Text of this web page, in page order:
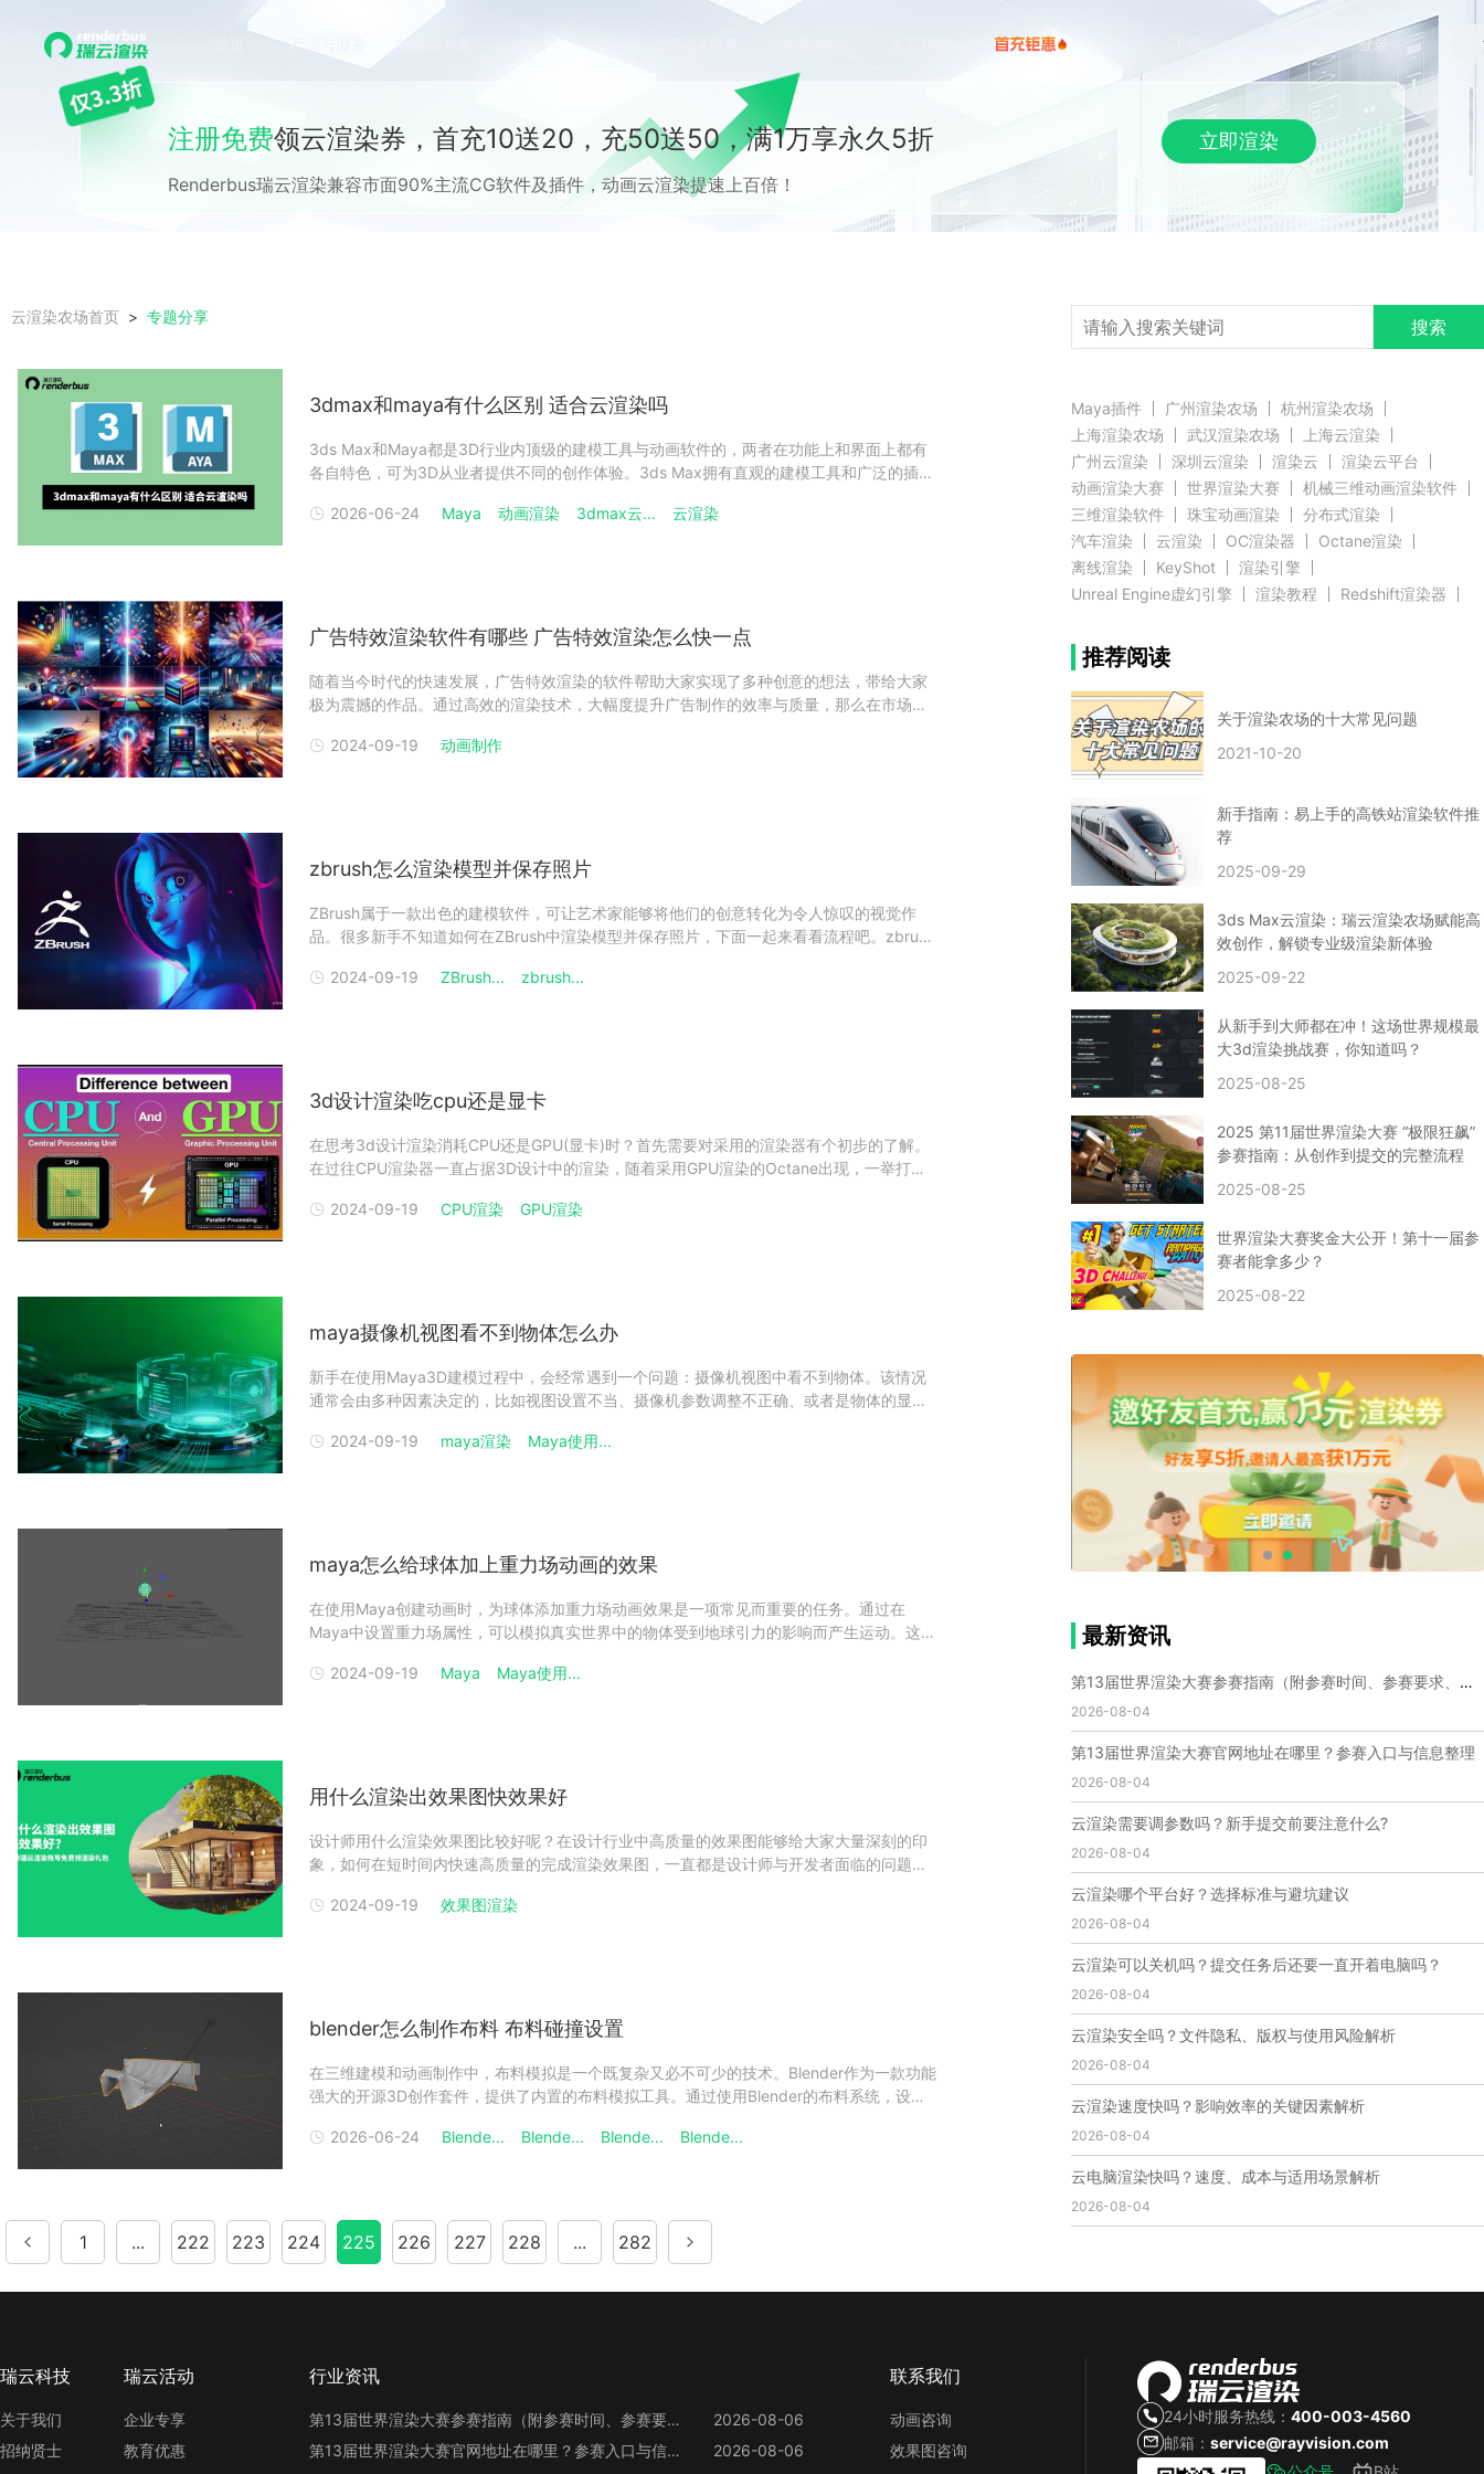
产品与服务 登录
注册免费领云渲染券，首充10送20，充50送50，满1万享永久5折
Renderbus瑞云渲染兼容市面90%主流CG软件及插件，动画云渲染提速上百倍！
立即渲染
云渲染农场首页 专题分享
3dmax和maya有什么区别 适合云渲染吗
3ds Max和Maya都是3D行业内顶级的建模工具与动画软件的，两者在功能上和界面上都有
各自特色，可为3D从业者提供不同的创作体验。3ds Max拥有直观的建模工具和广泛的插件
合云渲染吗？一起来看看吧。一、3dmax和maya区别1、操作难度：3
2026-06-24 Maya 动画渲染 3dmax云... 云渲染
广告特效渲染软件有哪些 广告特效渲染怎么快一点
随着当今时代的快速发展，广告特效渲染的软件帮助大家实现了多种创意的想法，带给大家
极为震撼的作品。通过高效的渲染技术，大幅度提升广告制作的效率与质量，那么在市场上
一起来看看吧！（图源网络）广告特效渲染软件推荐广告特效渲染领域中，出色且卓越的渲
2024-09-19 动画制作
zbrush怎么渲染模型并保存照片
ZBrush属于一款出色的建模软件，可让艺术家能够将他们的创意转化为令人惊叹的视觉作
品。很多新手不知道如何在ZBrush中渲染模型并保存照片，下面一起来看看流程吧。zbrush
选择BPR渲染通道。3、BPR渲染通道中，选择喜欢的样式。4、拖动这四个小箭头，
2024-09-19 ZBrush... zbrush...
3d设计渲染吃cpu还是显卡
在思考3d设计渲染消耗CPU还是GPU(显卡)时？首先需要对采用的渲染器有个初步的了解。
在过往CPU渲染器一直占据3D设计中的渲染，随着采用GPU渲染的Octane出现，一举打破
3D设计渲染CPU和GPU承担角色在这复杂且计算密集的过程中，中央处理单元
2024-09-19 CPU渲染 GPU渲染
maya摄像机视图看不到物体怎么办
新手在使用Maya3D建模过程中，会经常遇到一个问题：摄像机视图中看不到物体。该情况
通常会由多种因素决定的，比如视图设置不当、摄像机参数调整不正确、或者是物体的显示
前视图，并在视图菜单的左上角选择摄像机属性编辑器来打开当前视图摄像机的属性。2、第
2024-09-19 maya渲染 Maya使用...
maya怎么给球体加上重力场动画的效果
在使用Maya创建动画时，为球体添加重力场动画效果是一项常见而重要的任务。通过在
Maya中设置重力场属性，可以模拟真实世界中的物体受到地球引力的影响而产生运动。这种
了解下Maya中为球体添加重力场动画效果的方法，希望帮助大家！maya球体加重力场动画
2024-09-19 Maya Maya使用...
用什么渲染出效果图快效果好
设计师用什么渲染效果图比较好呢？在设计行业中高质量的效果图能够给大家大量深刻的印
象，如何在短时间内快速高质量的完成渲染效果图，一直都是设计师与开发者面临的问题，
图快且效果好的工具目前市面上的有些事免费，有些是需要付费，选择渲染器的方向注意取
2024-09-19 效果图渲染
blender怎么制作布料 布料碰撞设置
在三维建模和动画制作中，布料模拟是一个既复杂又必不可少的技术。Blender作为一款功能
强大的开源3D创作套件，提供了内置的布料模拟工具。通过使用Blender的布料系统，设计
作方法吧！blender制作布料与碰撞设置1、前往blender创建一个平面与一个立
2026-06-24 Blende... Blende... Blende... Blende...
1 ... 222 223 224 225 226 227 228 ... 282
搜索
Maya插件 广州渲染农场
杭州渲染农场
上海渲染农场
武汉渲染农场
上海云渲染
广州云渲染
深圳云渲染 渲染云
渲染云平台
动画渲染大赛
世界渲染大赛
机械三维动画渲染软件
三维渲染软件
珠宝动画渲染
分布式渲染
汽车渲染
云渲染 OC渲染器
Octane渲染
离线渲染
KeyShot
渲染引擎
Unreal Engine虚幻引擎
渲染教程
Redshift渲染器
推荐阅读
3D模型教程
云渲染农场使用教程
渲染图黑色
云渲染农场价格
建筑效果图渲染
渲染速度慢
贴图教程
CG角色制作心得
动画渲染 在线渲染
渲染技巧
雕刻3D模型
Blender云端渲染
maya渲染 CG动画
动画制作
Blender
CG渲染 渲染农场
3dmax云端渲染
渲染图
CG原画
clarisse教程
拟真人物制作 实时渲染
视觉效果
视觉特效
特效 VRay制作案例
VFX案例
手动渲染农场
云渲染小课堂
CPU渲染
Arnold案例
vr渲染器
效果图渲染 免费云渲染
Autodesk
2D转3D
SU渲染 圣诞短片
风暴幽灵船
云渲染大咖专访
CG电影云渲染案例
Houdini建模案例
CG人物制作
Maya基础知识
Blender渲染技巧
3ds Max资讯
3ds Max教程
CG软件资讯
3d云渲染
3dmax渲染
Substance Painter
vray网络渲染
SAAS渲染农场
Lumion
ZBrush技巧
SketchUp教程
3dmax 渲染慢
渲染卡顿
云渲染怎么收费
纹理渲染
全局光引擎
渲染溢色
EEVEE渲染器
C4D教程
Corona降噪器
奥斯卡 电影
建模渲染
人物建模渲染
在线建模渲染
北京渲染农场
成都动画渲染
免费渲染农场
网络渲染农场
个人渲染农场
小型渲染农场
自建渲染农场
视频渲染农场
渲染农场软件
cpu渲染农场
渲染农场费用
渲染农场下载
模型软件
建模渲染软件
三维建模渲染
3d建模渲染
云渲染农场
C4D渲染农场
渲染农场收费
云渲染农场价格
瑞云渲染农场价格
动画渲染农场
第十一届世界渲染大赛
世界渲染大赛时间
世界渲染大赛官网
国际渲染大赛
国际渲染大赛排名
世界渲染大赛软件
瑞云官网
瑞云科技 端云
瑞云渲染官网
网络渲染软件
云渲染服务
云渲染怎么收费
云渲染怎么用
云渲染技术
云渲染原理 云渲染插件
云渲染软件
云渲染引擎
云渲染主机
云渲染软件厂家
免费云渲染
云渲染网站
云渲染收费 云渲染厂家
云渲染厂商
瑞云渲染大赛
3d渲染大赛
CG动画渲染大赛
瑞云渲染大赛报名页
瑞云渲染大赛奖项
瑞云渲染大赛历届大赛回顾
云渲染电脑
云渲染配置 云主机渲染
视频云渲染
实时渲染云
推荐阅读
关于渲染农场的十大常见问题
2021-10-20
新手指南：易上手的高铁站渲染软件推
荐
2025-09-29
3ds Max云渲染：瑞云渲染农场赋能高
效创作，解锁专业级渲染新体验
2025-09-22
从新手到大师都在冲！这场世界规模最
大3d渲染挑战赛，你知道吗？
2025-08-25
2025 第11届世界渲染大赛 “极限狂飙”
参赛指南：从创作到提交的完整流程
2025-08-25
世界渲染大赛奖金大公开！第十一届参
赛者能拿多少？
2025-08-22
最新资讯
第13届世界渲染大赛参赛指南（附参赛时间、参赛要求、赛事奖励等）
2026-08-04
第13届世界渲染大赛官网地址在哪里？参赛入口与信息整理
2026-08-04
云渲染需要调参数吗？新手提交前要注意什么?
2026-08-04
云渲染哪个平台好？选择标准与避坑建议
2026-08-04
云渲染可以关机吗？提交任务后还要一直开着电脑吗？
2026-08-04
云渲染安全吗？文件隐私、版权与使用风险解析
2026-08-04
云渲染速度快吗？影响效率的关键因素解析
2026-08-04
云电脑渲染快吗？速度、成本与适用场景解析
2026-08-04
瑞云科技
关于我们
招纳贤士
瑞云活动
企业专享
教育优惠
行业资讯
第13届世界渲染大赛参赛指南（附参赛时间、参赛要求、赛事奖励等）
2026-08-06
第13届世界渲染大赛官网地址在哪里？参赛入口与信息整理
2026-08-06
联系我们
动画咨询
效果图咨询
24小时服务热线：400-003-4560
邮箱：service@rayvision.com